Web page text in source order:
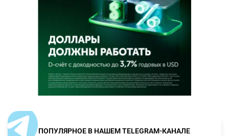
ПОПУЛЯРНОЕ В НАШЕМ TELEGRAM-КАНАЛЕ